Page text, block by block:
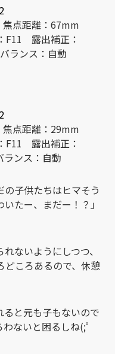
焦点距離：67mm
F11 露出補正：
ランス：自動
焦点距離：29mm
F11 露出補正：
ンス：自動
子供たちはヒマそう
たー、まだー！？」
ないようにしつつ、
どころあるので、休憩
と元も子もないので
ないと困るしね(;ﾟ